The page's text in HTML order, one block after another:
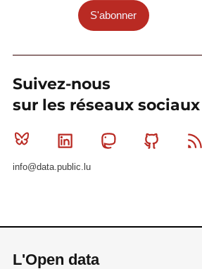
S'abonner
Suivez-nous
sur les réseaux sociaux
Bluesky Linkedin MastodonGithub
info@data.public.lu
L'Open data